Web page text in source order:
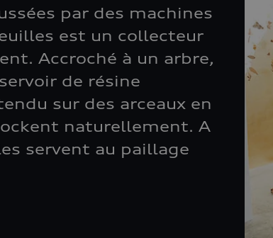
par des machines
est un collecteur
Accroché à un arbre,
de résine
sur des arceaux en
naturellement. A
servent au paillage